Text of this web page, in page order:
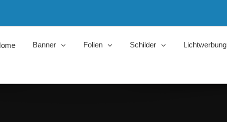
Banner Folien Schilder Lichtwerbung